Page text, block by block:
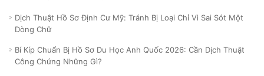
Dịch Thuật Hồ Sơ Định Cư Mỹ: Tránh Bị Loại Chỉ Vì Sai Sót Một
Dòng Chữ
Bí Kíp Chuẩn Bị Hồ Sơ Du Học Anh Quốc 2026: Cần Dịch Thuật
Công Chứng Những Gì?